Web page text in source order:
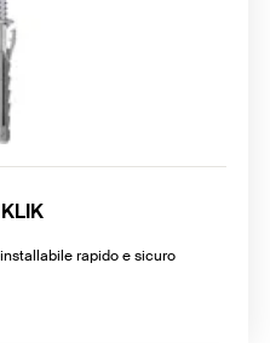
rapido e sicuro